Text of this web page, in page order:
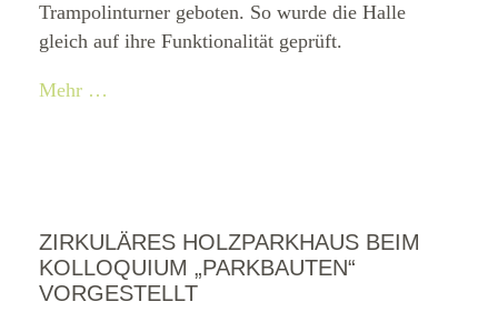
Trampolinturner geboten. So wurde die Halle
gleich auf ihre Funktionalität geprüft.
Mehr …
ZIRKULÄRES HOLZPARKHAUS BEIM
KOLLOQUIUM „PARKBAUTEN“
VORGESTELLT